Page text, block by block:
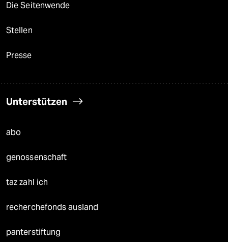
Die Seitenwende
Stellen
Presse
Unterstützen
abo
genossenschaft
taz zahl ich
recherchefonds ausland
panterstiftung